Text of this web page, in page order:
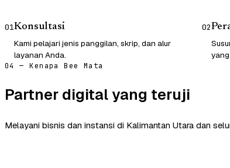
01Konsultasi
Kami pelajari jenis panggilan, skrip, dan alur
layanan Anda.
02
04 — Kenapa Bee Mata
Partner digital yang teruji
Melayani bisnis dan instansi di Kalimantan Utara dan